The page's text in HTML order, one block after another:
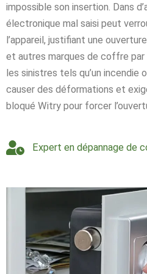
impossible son insertion. Dans
électronique mal saisi peut
l’appareil, justifiant une
et autres marques de coffre par
les sinistres tels qu’un incendie
causer des déformations et
bloqué Witry pour forcer
Expert en dépannage de